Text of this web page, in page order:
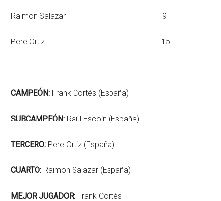
Raimon Salazar 9
Pere Ortiz 15
CAMPEÓN: Frank Cortés (España)
SUBCAMPEÓN: Raúl Escoín (España)
TERCERO: Pere Ortiz (España)
CUARTO: Raimon Salazar (España)
MEJOR JUGADOR: Frank Cortés